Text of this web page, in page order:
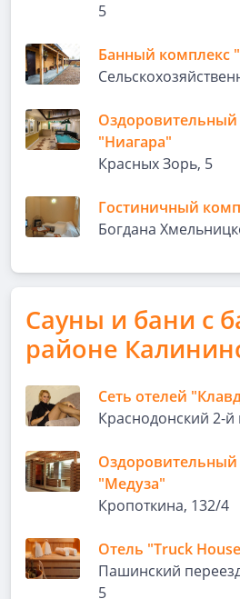
5
Банный комплекс
Оздоровительный
"Ниагара"
Красных Зорь, 5
Гостиничный
Богдана
Сауны и бани с
районе
Сеть отелей
Краснодонский 2-й
Оздоровительный
"Медуза"
Кропоткина, 132/4
Отель "Truck
Пашинский
5